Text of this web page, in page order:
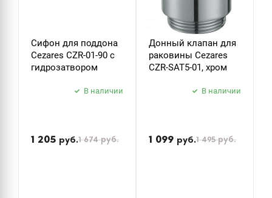
Сифон для поддона
Cezares CZR-01-90 с
гидрозатвором
В наличии
1 205 руб.1 674руб.
Донный клапан для
раковины Cezares
CZR-SAT5-01, хром
В наличии
1 099 руб.1 495руб.